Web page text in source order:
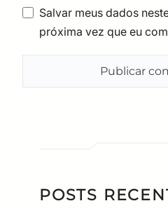
Salvar meus dados
próxima vez que eu
POSTS